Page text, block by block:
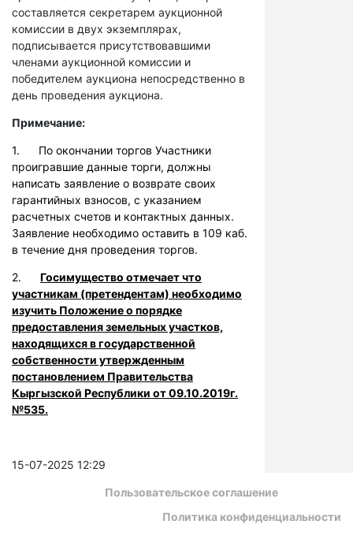
составляется секретарем аукционной
комиссии в двух экземплярах,
подписывается присутствовавшими
членами аукционной комиссии и
победителем аукциона непосредственно в
день проведения аукциона.
Примечание:
1. По окончании торгов Участники
проигравшие данные торги, должны
написать заявление о возврате своих
гарантийных взносов, с указанием
расчетных счетов и контактных данных.
Заявление необходимо оставить в 109 каб.
в течение дня проведения торгов.
2. Госимущество отмечает что
участникам (претендентам) необходимо
изучить Положение о порядке
предоставления земельных участков,
находящихся в государственной
собственности утвержденным
постановлением Правительства
Кыргызской Республики от 09.10.2019г.
№535.
15-07-2025 12:29
Пользовательское соглашение
Политика конфиденциальности